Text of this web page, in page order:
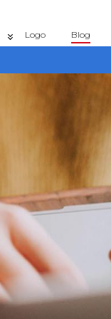
Logo Blog